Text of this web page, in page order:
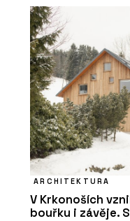
ARCHITEKTURA
V Krkonoších
bouřku i závěje.